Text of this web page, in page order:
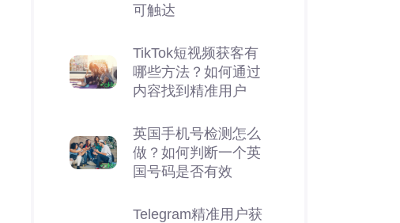
可触达
TikTok短视频获客有
哪些方法？如何通过
内容找到精准用户
英国手机号检测怎么
做？如何判断一个英
国号码是否有效
Telegram精准用户获